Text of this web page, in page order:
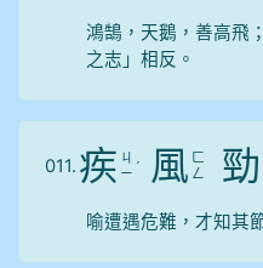
鴻鵠，天鵝，善高飛
之志」相反。
011. 疾 ㄐ
ㄧ ˊ 風 ㄈ
ㄥ
勁
喻遭遇危難，才知其